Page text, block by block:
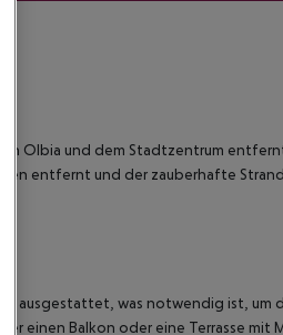
Olbia und dem Stadtzentrum
entfernt und der zauberhafte
ausgestattet, was notwendig ist, um
einen Balkon oder eine Terrasse mit